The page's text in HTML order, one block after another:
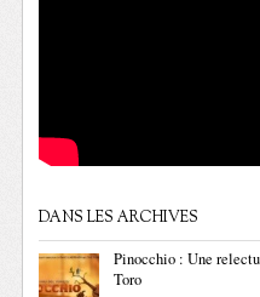
DANS LES ARCHIVES
Pinocchio : Une
Toro